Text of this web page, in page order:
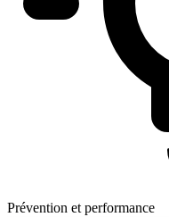
Prévention et performance